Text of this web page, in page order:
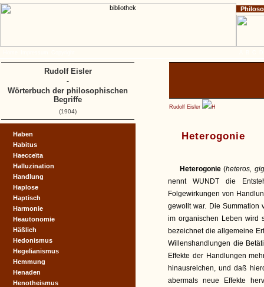
Rudolf Eisler H
Heterogonie
Heterogonie(heteros,
nennt WUNDT die
Folgewirkungen von
gewollt war. Die Summation
im organischen Leben wird
bezeichnet die allgemeine
Willenshandlungen die
Effekte der Handlungen
hinausreichen, und daß
abermals neue Effekte
Haben
Habitus
Haecceïta
Halluzination
Handlung
Haplose
Haptisch
Harmonie
Heautonomie
Häßlich
Hedonismus
Hegelianismus
Hemmung
Henaden
Henotheismus
Rudolf Eisler
-
Wörterbuch der philosophischen
Begriffe
(1904)